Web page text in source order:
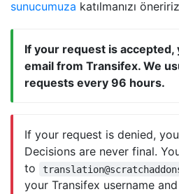
sunucumuza katılmanızı
If your request is accepted,
email from Transifex. We
requests every 96 hours.
If your request is denied,
Decisions are never final.
to
your Transifex username